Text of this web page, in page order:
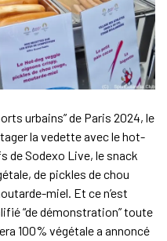
urbains” de Paris 2024, le
la vedette avec le hot-
de Sodexo Live, le snack
de pickles de chou
miel. Et ce n’est
“de démonstration” toute
100% végétale a annoncé